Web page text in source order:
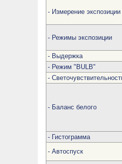
- Измерение экспозиции
- Режимы экспозиции
- Выдержка
- Режим "BULB"
-
- Баланс белого
- Гистограмма
- Автоспуск